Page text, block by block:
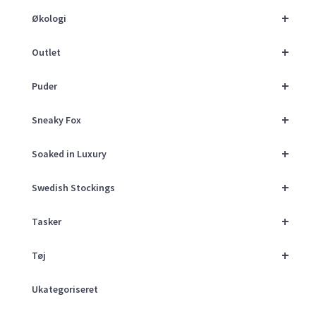
+
Økologi
+
Outlet
+
Puder
+
Sneaky Fox
+
Soaked in Luxury
+
Swedish Stockings
+
Tasker
+
Tøj
Ukategoriseret